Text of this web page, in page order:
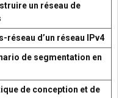
un réseau de
réseau d’un réseau IPv4
de segmentation en
de conception et de